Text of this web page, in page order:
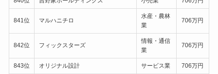
841位 マルハニチロ
水産・農林
業
706万円
842位 フィックスターズ
情報・通信
業
706万円
843位 オリジナル設計 サービス業 706万円